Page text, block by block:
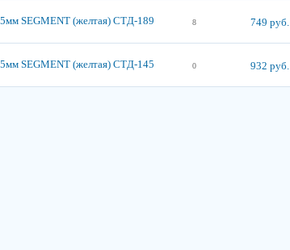
SEGMENT (желтая) СTД-189
8 749 руб.
SEGMENT (желтая) СTД-145
0 932 руб.